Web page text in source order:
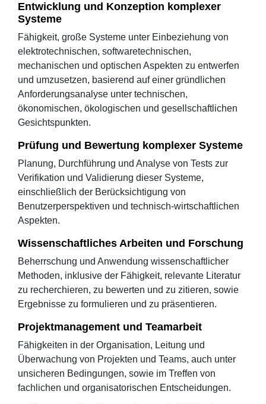
Entwicklung und Konzeption komplexer
Systeme
Fähigkeit, große Systeme unter Einbeziehung von
elektrotechnischen, softwaretechnischen,
mechanischen und optischen Aspekten zu entwerfen
und umzusetzen, basierend auf einer gründlichen
Anforderungsanalyse unter technischen,
ökonomischen, ökologischen und gesellschaftlichen
Gesichtspunkten.
Prüfung und Bewertung komplexer Systeme
Planung, Durchführung und Analyse von Tests zur
Verifikation und Validierung dieser Systeme,
einschließlich der Berücksichtigung von
Benutzerperspektiven und technisch-wirtschaftlichen
Aspekten.
Wissenschaftliches Arbeiten und Forschung
Beherrschung und Anwendung wissenschaftlicher
Methoden, inklusive der Fähigkeit, relevante Literatur
zu recherchieren, zu bewerten und zu zitieren, sowie
Ergebnisse zu formulieren und zu präsentieren.
Projektmanagement und Teamarbeit
Fähigkeiten in der Organisation, Leitung und
Überwachung von Projekten und Teams, auch unter
unsicheren Bedingungen, sowie im Treffen von
fachlichen und organisatorischen Entscheidungen.